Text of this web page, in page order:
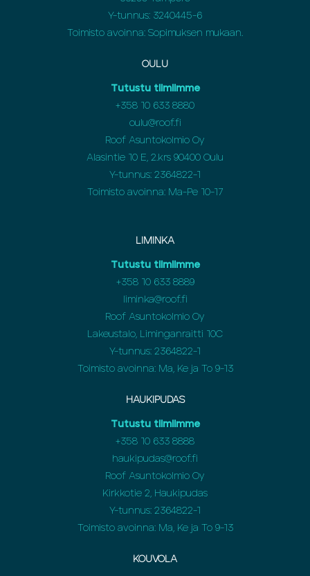
Y-tunnus: 3240445-6
Toimisto avoinna: Sopimuksen mukaan.
OULU
Tutustu tiimiimme
+358 10 633 8880
oulu@roof.fi
Roof Asuntokolmio Oy
Alasintie 10 E, 2.krs 90400 Oulu
Y-tunnus: 2364822-1
Toimisto avoinna: Ma-Pe 10-17
LIMINKA
Tutustu tiimiimme
+35810 633 8889
liminka@roof.fi
Roof Asuntokolmio Oy
Lakeustalo, Liminganraitti 10C
Y-tunnus: 2364822-1
Toimisto avoinna: Ma, Ke ja To 9-13
HAUKIPUDAS
Tutustu tiimiimme
+358 10 633 8888
haukipudas@roof.fi
Roof Asuntokolmio Oy
Kirkkotie 2, Haukipudas
Y-tunnus: 2364822-1
Toimisto avoinna: Ma, Ke ja To 9-13
KOUVOLA